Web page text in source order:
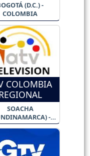
(D.C.) -
COLOMBIA
COLOMBIA
SOACHA
-
COLOMBIA